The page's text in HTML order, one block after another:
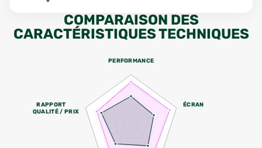
COMPARAISON DES
CARACTÉRISTIQUES TECHNIQUES
PERFORMANCE
ÉCRAN
RAPPORT
QUALITÉ / PRIX